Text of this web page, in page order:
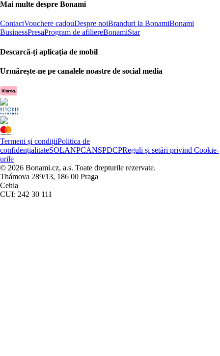
Mai multe despre Bonami
ContactVouchere cadouDespre noiBranduri la BonamiBonami
BusinessPresaProgram de afiliereBonamiStar
Descarcă-ți aplicația de mobil
Urmărește-ne pe canalele noastre de social media
Termeni și condițiiPolitica de
confidențialitateSOLANPCANSPDCPReguli și setări privind Cookie-
urile
© 2026 Bonami.cz, a.s. Toate drepturile rezervate.
Thámova 289/13, 186 00 Praga
Cehia
CUI: 242 30 111